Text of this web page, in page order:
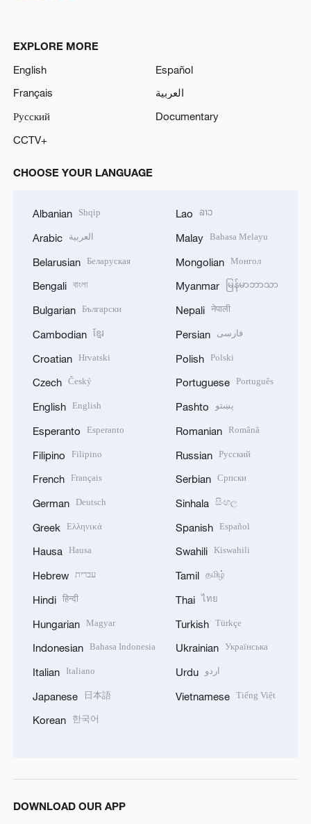
EXPLORE MORE
English
Español
Français
العربية
Русский
Documentary
CCTV+
CHOOSE YOUR LANGUAGE
Albanian Shqip
Arabic العربية
Belarusian Беларуская
Bengali বাংলা
Bulgarian Български
Cambodian ខ្មែរ
Croatian Hrvatski
Czech Český
English English
Esperanto Esperanto
Filipino Filipino
French Français
German Deutsch
Greek Ελληνικά
Hausa Hausa
Hebrew עברית
Hindi हिन्दी
Hungarian Magyar
Indonesian Bahasa Indonesia
Italian Italiano
Japanese 日本語
Korean 한국어
Lao ລາວ
Malay Bahasa Melayu
Mongolian Монгол
Myanmar မြန်မာဘာသာ
Nepali नेपाली
Persian فارسی
Polish Polski
Portuguese Português
Pashto پښتو
Romanian Română
Russian Русский
Serbian Српски
Sinhala සිංහල
Spanish Español
Swahili Kiswahili
Tamil தமிழ்
Thai ไทย
Turkish Türkçe
Ukrainian Українська
Urdu اردو
Vietnamese Tiếng Việt
DOWNLOAD OUR APP